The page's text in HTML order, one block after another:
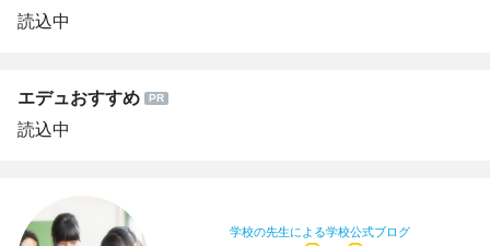
読込中
エデュおすすめ
読込中
学校の先生による学校公式ブログ